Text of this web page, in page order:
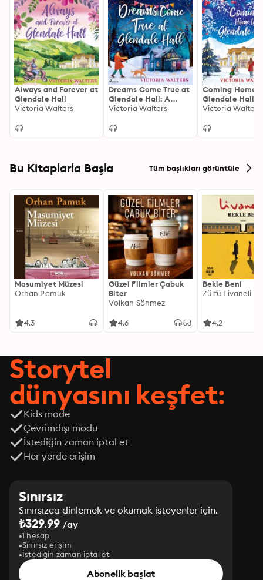
Always and Forever at
Glendale Hall
Victoria Walters
Dreams Come True at
Glendale Hall: A
romantic, uplifting
Victoria Walters
Coming Home
Glendale Hall
Victoria Walters
Bu Kitaplarla Başla Tüm başlıkları görüntüle
Masumiyet Müzesi
Orhan Pamuk
4.3
Güzel Filmler Çabuk
Biter
Volkan Sönmez
4.6
Bekle Beni
Zülfü Livaneli
4.2
Storytel
dünyasını keşfet:
Kids mode
Çevrimdışı modu
İstediğin zaman iptal et
Her yerde erişim
Sınırsız
Sınırsızca dinlemek ve okumak isteyenler için.
₺329.99 /ay
1 hesap
Sınırsız erişim
İstediğin zaman iptal et
Abonelik başlat